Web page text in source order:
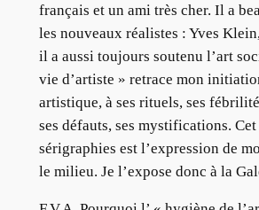
français et un ami très cher. Il a
les nouveaux réalistes : Yves
il a aussi toujours soutenu l’art
vie d’artiste » retrace mon
artistique, à ses rituels, ses
ses défauts, ses mystifications.
sérigraphies est l’expression de
le milieu. Je l’expose donc à la